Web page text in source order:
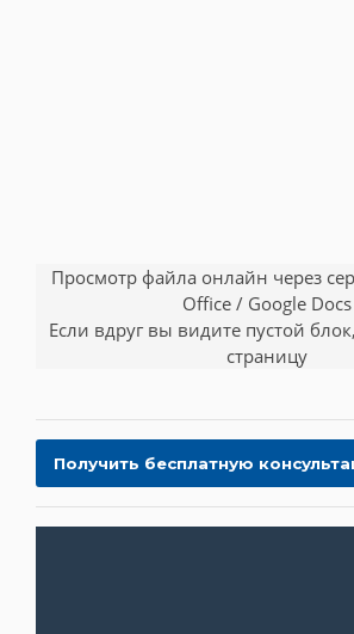
Просмотр файла онлайн через
Office / Google Docs
Если вдруг вы видите пустой
страницу